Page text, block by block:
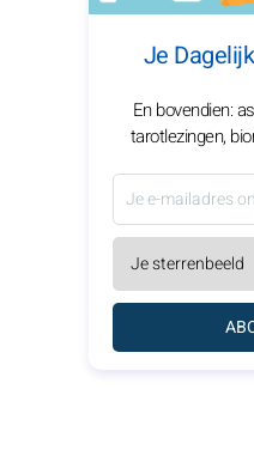
Je
En bovendien:
tarotlezingen,